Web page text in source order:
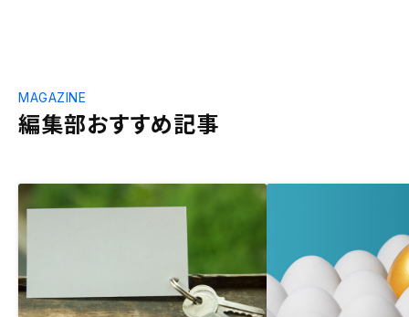
編集部おすすめ記事
MAGAZINE